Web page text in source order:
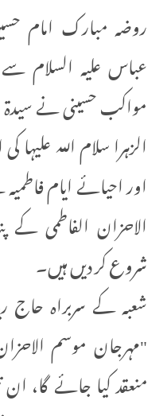
روضہ مبارک امام
عباس علیہ السلام سے
مواکب حسینی نے سیدۃ
الزہرا سلام اللہ
اور احیائے ایام
الاحزان الفاطمی کے
شروع کر دیں ہیں۔
شعبہ کے سربراہ حاج
"مہرجان موسم
منعقد کیا جائے گا،